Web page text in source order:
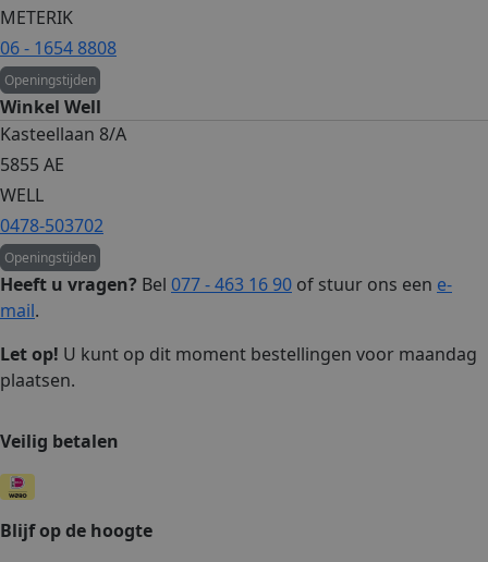
METERIK
06 - 1654 8808
Openingstijden
Winkel Well
Kasteellaan 8/A
5855 AE
WELL
0478-503702
Openingstijden
Heeft u vragen? Bel 077 - 463 16 90 of stuur ons een e-
mail.
Let op! U kunt op dit moment bestellingen voor maandag
plaatsen.
Veilig betalen
Blijf op de hoogte